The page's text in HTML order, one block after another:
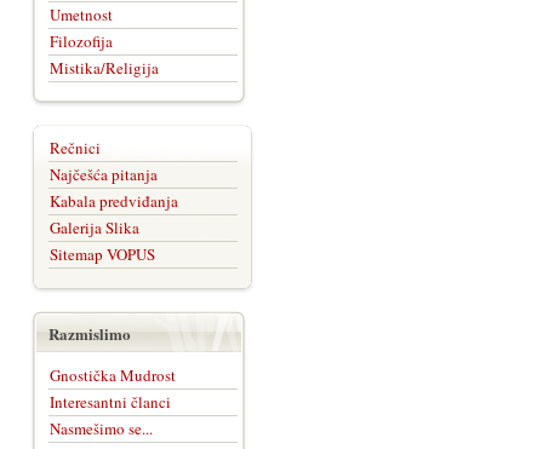
Umetnost
Filozofija
Mistika/Religija
Rečnici
Najčešća pitanja
Kabala predviđanja
Galerija Slika
Sitemap VOPUS
Razmislimo
Gnostička Mudrost
Interesantni članci
Nasmešimo se...